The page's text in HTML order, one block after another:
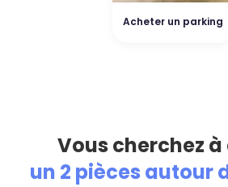
Acheter un parking
Vous cherchez
un 2 pièces autour